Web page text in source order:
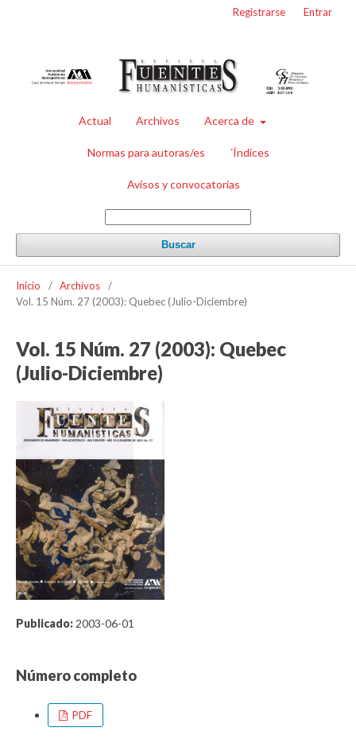
Actual Archivos Acerca de
Normas para autoras/es ´Índices
Avisos y convocatorias
Buscar
Registrarse Entrar
Inicio / Archivos
/
Vol. 15 Núm. 27 (2003): Quebec (Julio-Diciembre)
Vol. 15 Núm. 27 (2003): Quebec
(Julio-Diciembre)
Publicado: 2003-06-01
Número completo
PDF